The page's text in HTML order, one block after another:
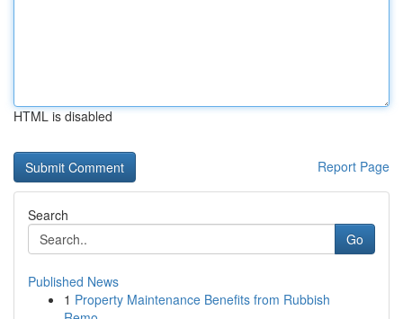
HTML is disabled
Report Page
Search
Go
Published News
1 Property Maintenance Benefits from Rubbish